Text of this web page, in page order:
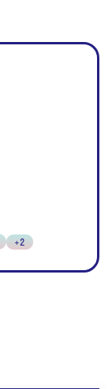
+2